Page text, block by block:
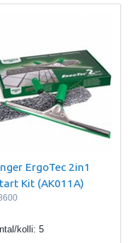
ErgoTec 2in1
Kit (AK011A)
kolli: 5